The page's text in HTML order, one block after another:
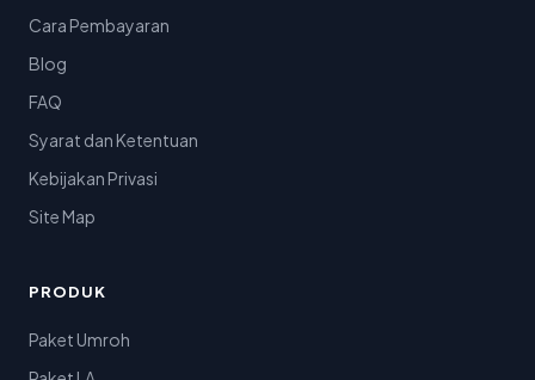
Cara Pembayaran
Blog
FAQ
Syarat dan Ketentuan
Kebijakan Privasi
Site Map
PRODUK
Paket Umroh